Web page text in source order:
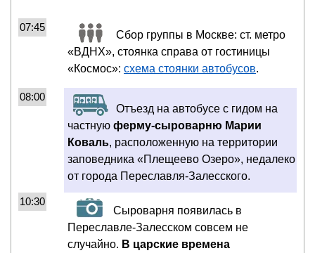
07:45
Сбор группы в Москве: ст. метро
«ВДНХ», стоянка справа от гостиницы
«Космос»: схема стоянки автобусов.
08:00
Отъезд на автобусе с гидом на
частную ферму-сыроварню Марии
Коваль, расположенную на территории
заповедника «Плещеево Озеро», недалеко
от города Переславля-Залесского.
10:30
Сыроварня появилась в
Переславле-Залесском совсем не
случайно. В царские времена